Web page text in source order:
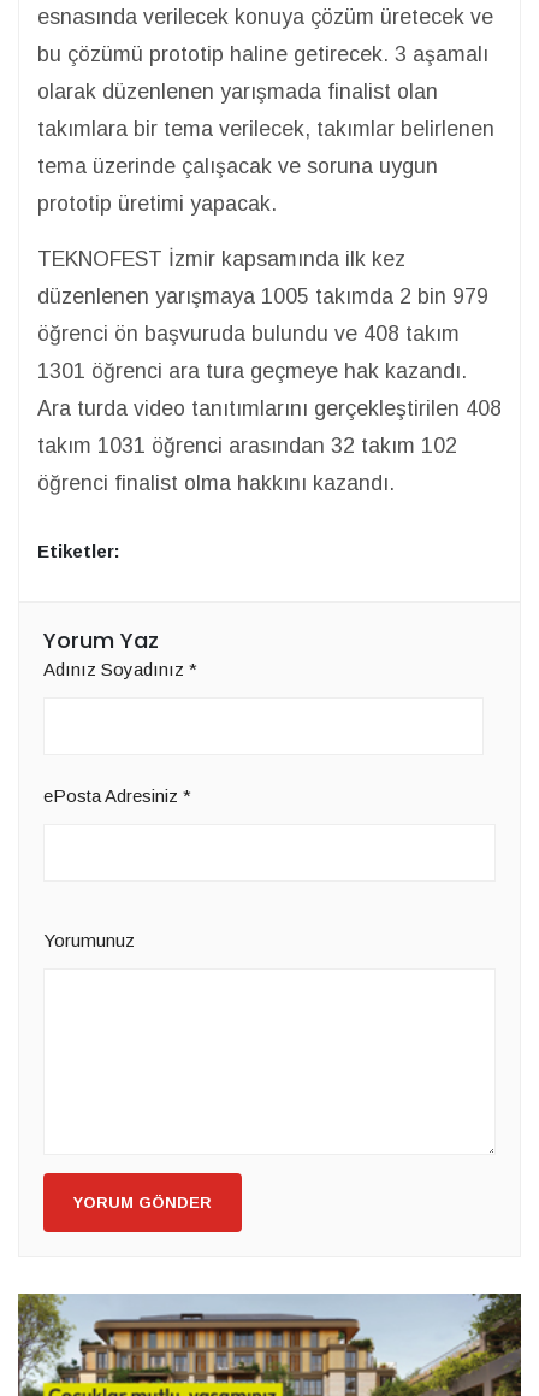
esnasında verilecek konuya çözüm üretecek ve
bu çözümü prototip haline getirecek. 3 aşamalı
olarak düzenlenen yarışmada finalist olan
takımlara bir tema verilecek, takımlar belirlenen
tema üzerinde çalışacak ve soruna uygun
prototip üretimi yapacak.
TEKNOFEST İzmir kapsamında ilk kez
düzenlenen yarışmaya 1005 takımda 2 bin 979
öğrenci ön başvuruda bulundu ve 408 takım
1301 öğrenci ara tura geçmeye hak kazandı.
Ara turda video tanıtımlarını gerçekleştirilen 408
takım 1031 öğrenci arasından 32 takım 102
öğrenci finalist olma hakkını kazandı.
Etiketler:
Yorum Yaz
Adınız Soyadınız *
ePosta Adresiniz *
Yorumunuz
YORUM GÖNDER